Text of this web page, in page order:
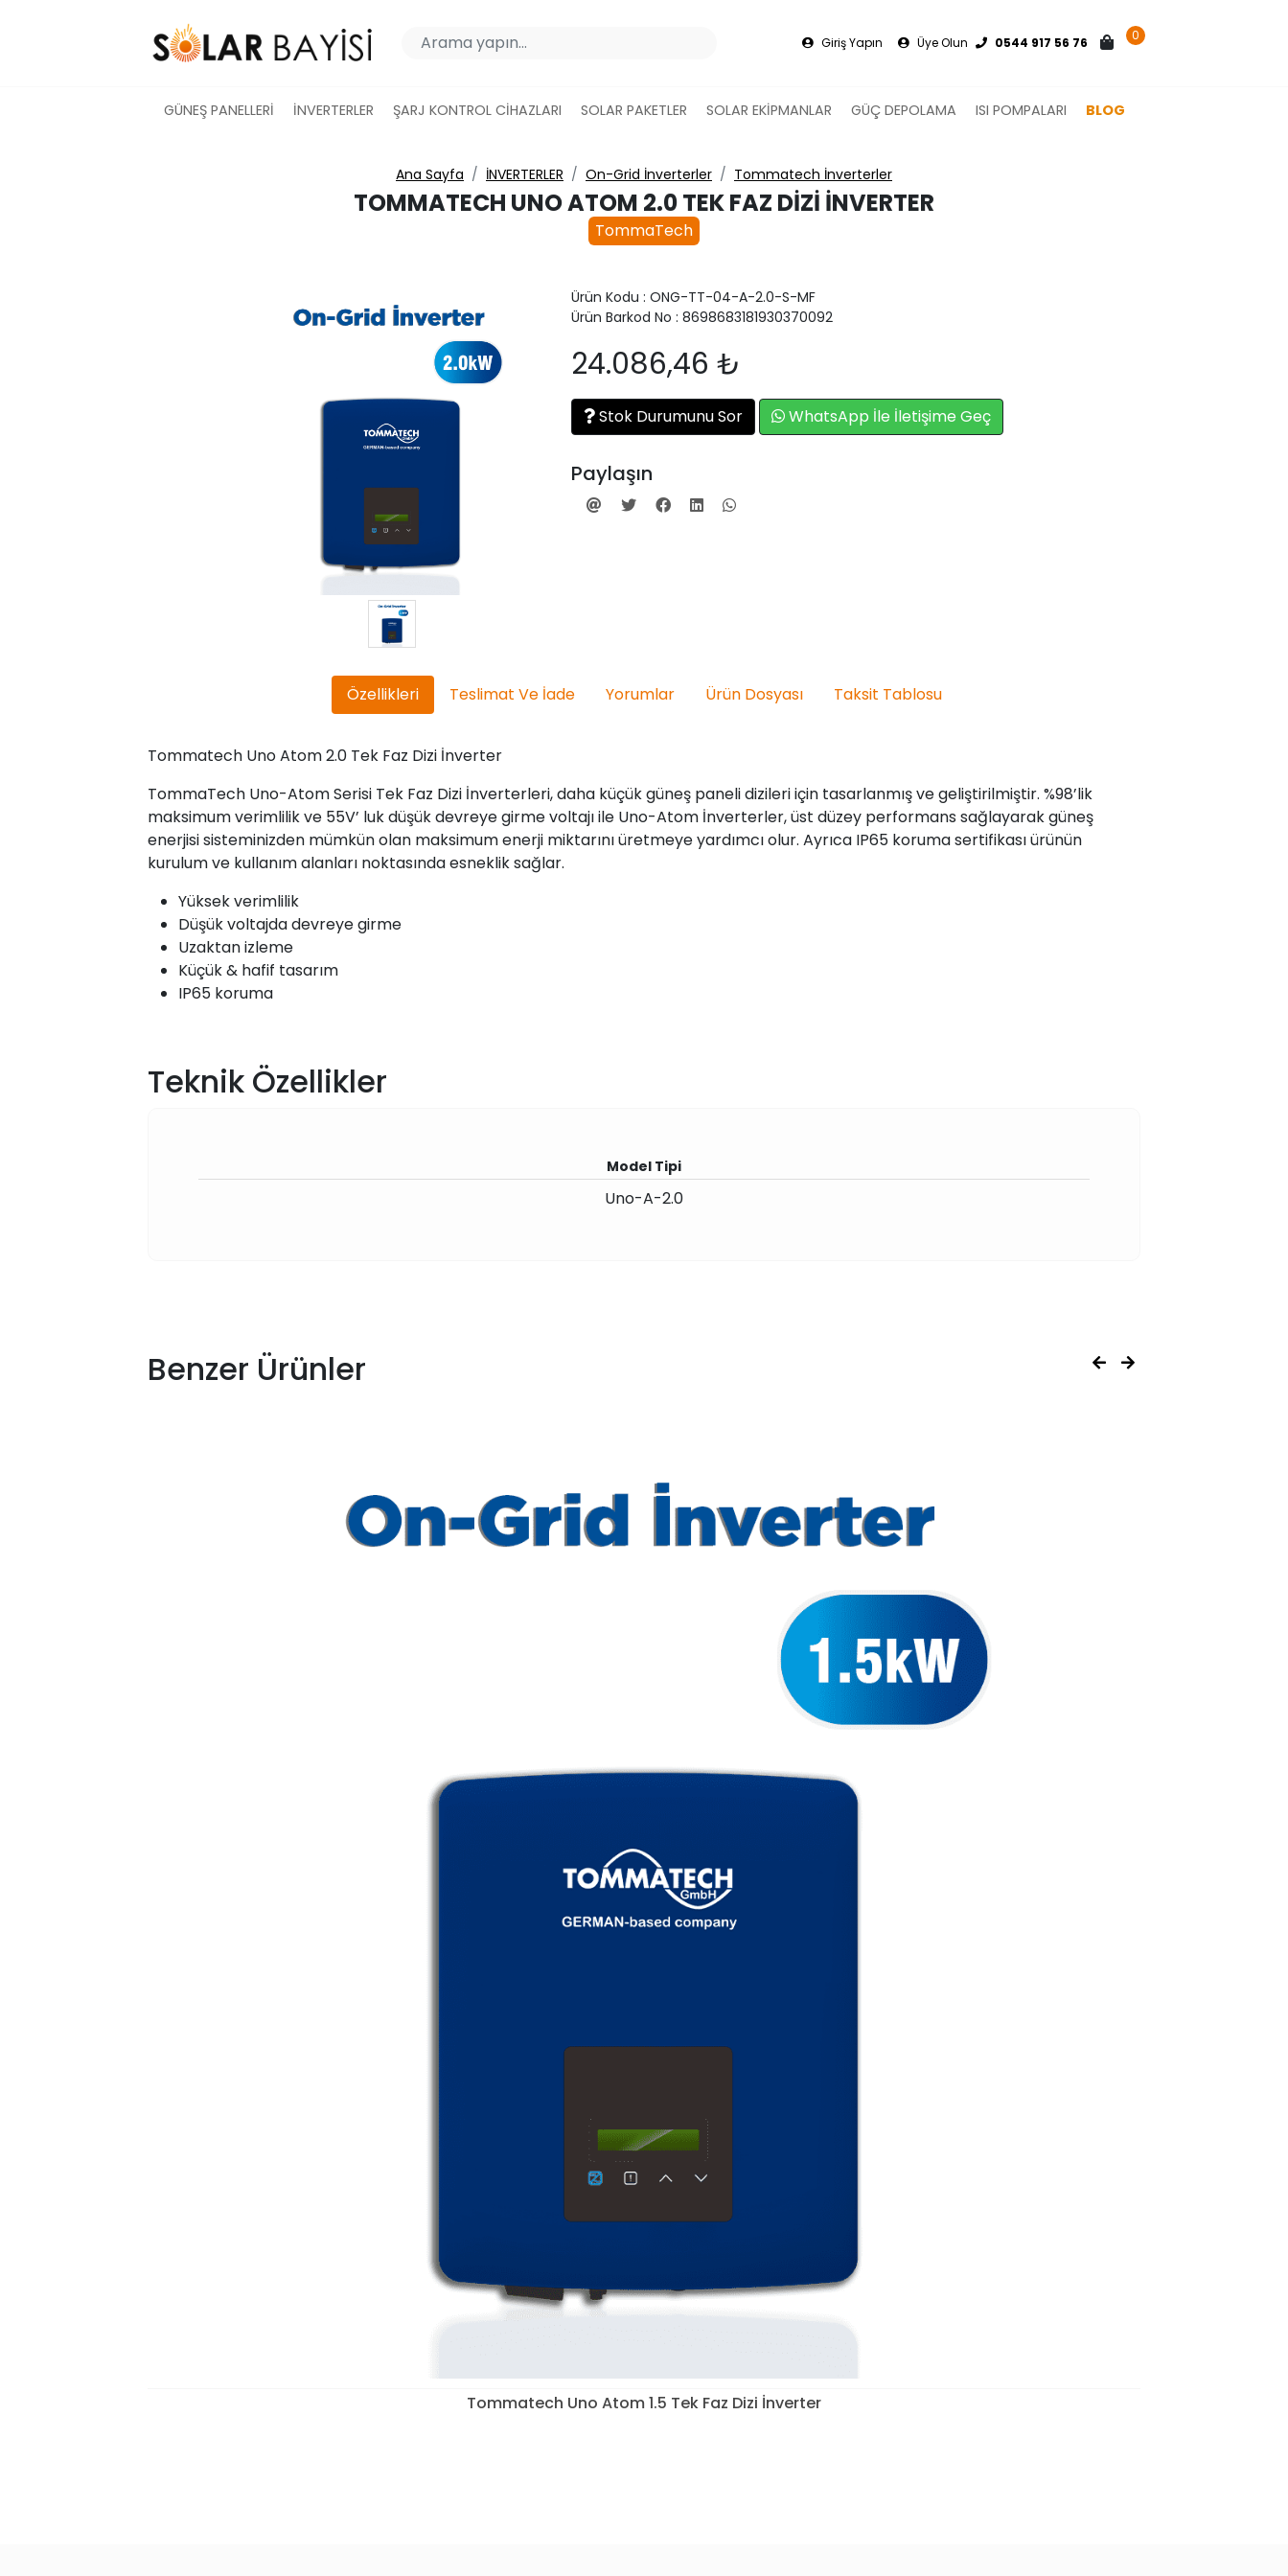
Giriş Yapın Üye Olun 0544 917 56 76 0
GÜNEŞ PANELLERİ İNVERTERLER ŞARJ KONTROL CİHAZLARI SOLAR PAKETLER SOLAR EKİPMANLAR GÜÇ DEPOLAMA ISI POMPALARI BLOG
Ana Sayfa İNVERTERLER On-Grid İnverterler Tommatech İnverterler
TOMMATECH UNO ATOM 2.0 TEK FAZ DIZI İNVERTER
TommaTech
Ürün Kodu : ONG-TT-04-A-2.0-S-MF
Ürün Barkod No : 8698683181930370092
24.086,46 ₺
Stok Durumunu Sor WhatsApp İle İletişime Geç
Paylaşın
Özellikleri Teslimat Ve İade Yorumlar Ürün Dosyası Taksit Tablosu
Tommatech Uno Atom 2.0 Tek Faz Dizi İnverter
TommaTech Uno-Atom Serisi Tek Faz Dizi İnverterleri, daha küçük güneş paneli dizileri için tasarlanmış ve geliştirilmiştir. %98’lik
maksimum verimlilik ve 55V’ luk düşük devreye girme voltajı ile Uno-Atom İnverterler, üst düzey performans sağlayarak güneş
enerjisi sisteminizden mümkün olan maksimum enerji miktarını üretmeye yardımcı olur. Ayrıca IP65 koruma sertifikası ürünün
kurulum ve kullanım alanları noktasında esneklik sağlar.
Yüksek verimlilik
Düşük voltajda devreye girme
Uzaktan izleme
Küçük & hafif tasarım
IP65 koruma
Teknik Özellikler
Model Tipi
Uno-A-2.0
Benzer Ürünler
Tommatech Uno Atom 1.5 Tek Faz Dizi İnverter